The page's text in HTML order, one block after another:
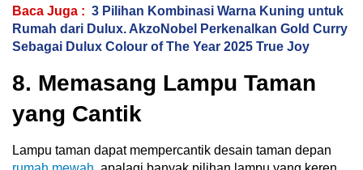
Baca Juga : 3 Pilihan Kombinasi Warna Kuning untuk
Rumah dari Dulux. AkzoNobel Perkenalkan Gold Curry
Sebagai Dulux Colour of The Year 2025 True Joy
8. Memasang Lampu Taman
yang Cantik
Lampu taman dapat mempercantik desain taman depan